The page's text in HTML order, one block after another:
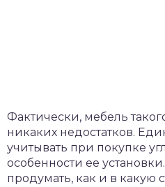
Фактически, мебель
никаких недостатков.
учитывать при покупке
особенности ее
продумать, как и в какую